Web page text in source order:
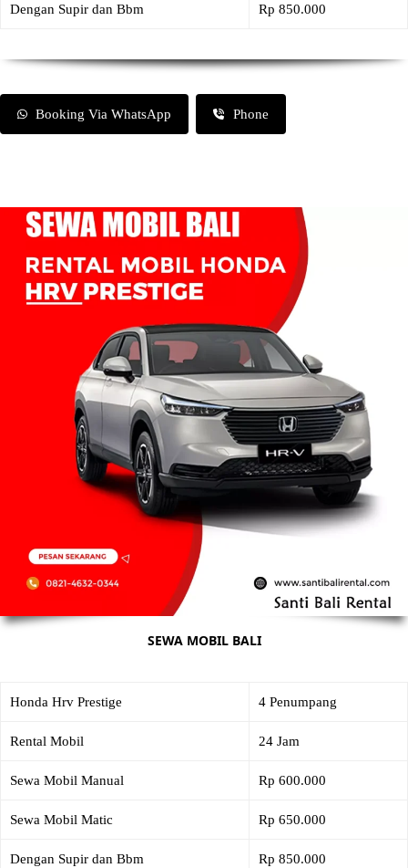
Dengan Supir dan Bbm Rp 850.000
Booking Via WhatsApp Phone
SEWA MOBIL BALI
Honda Hrv Prestige 4 Penumpang
Rental Mobil 24 Jam
Sewa Mobil Manual Rp 600.000
Sewa Mobil Matic Rp 650.000
Dengan Supir dan Bbm Rp 850.000